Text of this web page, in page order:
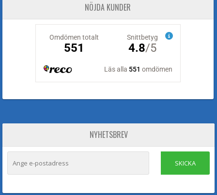
NÖJDA KUNDER
NYHETSBREV
SKICKA